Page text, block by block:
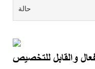
حالة